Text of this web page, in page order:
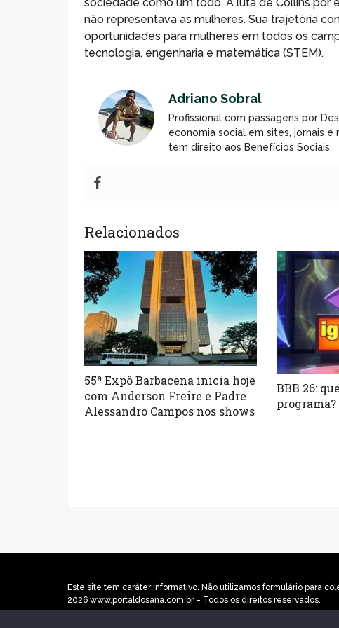
não representava as mulheres. Sua trajetória
oportunidades para mulheres em todos os
tecnologia, engenharia e matemática (STEM).
Adriano Sobral
Profissional com passagens por
economia social em sites, jornais e
tem direito aos Benefícios Sociais.
Relacionados
55ª Expô Barbacena inicia hoje
com Anderson Freire e Padre
Alessandro Campos nos shows
BBB 26:
Este site tem caráter informativo. Não utilizamos formulário para
2026 www.portaldosana.com.br – Todos os direitos reservados.